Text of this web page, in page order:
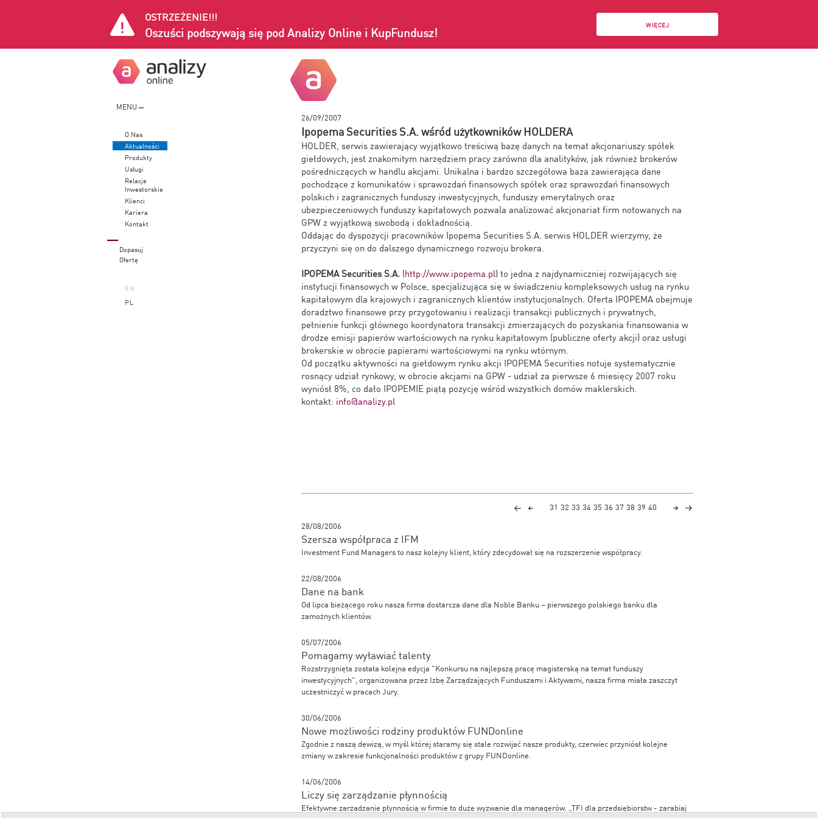
OSTRZEŻENIE!!!
Oszuści podszywają się pod Analizy Online i KupFundusz! WIĘCEJ
MENU
O Nas
Aktualności
Produkty
Usługi
Relacje
Inwestorskie
Klienci
Kariera
Kontakt
Dopasuj
Ofertę
EN
PL
26/09/2007
Ipopema Securities S.A. wśród użytkowników HOLDERA
HOLDER, serwis zawierający wyjątkowo treściwą bazę danych na temat akcjonariuszy spółek
giełdowych, jest znakomitym narzędziem pracy zarówno dla analityków, jak również brokerów
pośredniczących w handlu akcjami. Unikalna i bardzo szczegółowa baza zawierająca dane
pochodzące z komunikatów i sprawozdań finansowych spółek oraz sprawozdań finansowych
polskich i zagranicznych funduszy inwestycyjnych, funduszy emerytalnych oraz
ubezpieczeniowych funduszy kapitałowych pozwala analizować akcjonariat firm notowanych na
GPW z wyjątkową swobodą i dokładnością.
Oddając do dyspozycji pracowników Ipopema Securities S.A. serwis HOLDER wierzymy, że
przyczyni się on do dalszego dynamicznego rozwoju brokera.
IPOPEMA Securities S.A. (http://www.ipopema.pl) to jedna z najdynamiczniej rozwijających się
instytucji finansowych w Polsce, specjalizująca się w świadczeniu kompleksowych usług na rynku
kapitałowym dla krajowych i zagranicznych klientów instytucjonalnych. Oferta IPOPEMA obejmuje
doradztwo finansowe przy przygotowaniu i realizacji transakcji publicznych i prywatnych,
pełnienie funkcji głównego koordynatora transakcji zmierzających do pozyskania finansowania w
drodze emisji papierów wartościowych na rynku kapitałowym (publiczne oferty akcji) oraz usługi
brokerskie w obrocie papierami wartościowymi na rynku wtórnym.
Od początku aktywności na giełdowym rynku akcji IPOPEMA Securities notuje systematycznie
rosnący udział rynkowy, w obrocie akcjami na GPW - udział za pierwsze 6 miesięcy 2007 roku
wyniósł 8%, co dało IPOPEMIE piątą pozycję wśród wszystkich domów maklerskich.
kontakt: info@analizy.pl
31 32 33 34 35 36 37 38 39 40
28/08/2006
Szersza współpraca z IFM
Investment Fund Managers to nasz kolejny klient, który zdecydował się na rozszerzenie współpracy.
22/08/2006
Dane na bank
Od lipca bieżącego roku nasza firma dostarcza dane dla Noble Banku – pierwszego polskiego banku dla
zamożnych klientów.
05/07/2006
Pomagamy wyławiać talenty
Rozstrzygnięta została kolejna edycja "Konkursu na najlepszą pracę magisterską na temat funduszy
inwestycyjnych", organizowana przez Izbę Zarządzających Funduszami i Aktywami, nasza firma miała zaszczyt
uczestniczyć w pracach Jury.
30/06/2006
Nowe możliwości rodziny produktów FUNDonline
Zgodnie z naszą dewizą, w myśl której staramy się stale rozwijać nasze produkty, czerwiec przyniósł kolejne
zmiany w zakresie funkcjonalności produktów z grupy FUNDonline.
14/06/2006
Liczy się zarządzanie płynnością
Efektywne zarządzanie płynnością w firmie to duże wyzwanie dla managerów. „TFI dla przedsiębiorstw - zarabiaj